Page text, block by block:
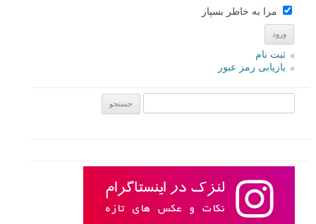
مرا به خاطر بسپار
ثبت نام
بازیابی رمز عبور